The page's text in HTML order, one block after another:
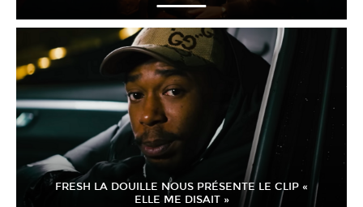
FRESH LA DOUILLE NOUS PRÉSENTE LE CLIP «
ELLE ME DISAIT »